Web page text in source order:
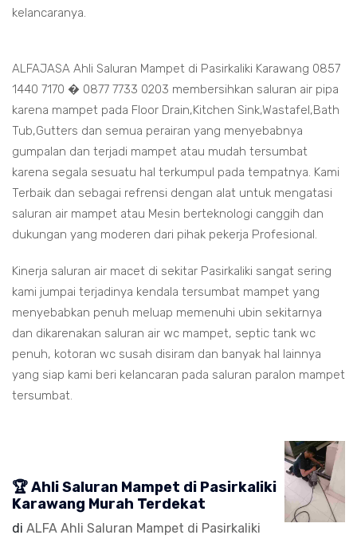
kelancaranya.
ALFAJASA Ahli Saluran Mampet di Pasirkaliki Karawang 0857
1440 7170 � 0877 7733 0203 membersihkan saluran air pipa
karena mampet pada Floor Drain,Kitchen Sink,Wastafel,Bath
Tub,Gutters dan semua perairan yang menyebabnya
gumpalan dan terjadi mampet atau mudah tersumbat
karena segala sesuatu hal terkumpul pada tempatnya. Kami
Terbaik dan sebagai refrensi dengan alat untuk mengatasi
saluran air mampet atau Mesin berteknologi canggih dan
dukungan yang moderen dari pihak pekerja Profesional.
Kinerja saluran air macet di sekitar Pasirkaliki sangat sering
kami jumpai terjadinya kendala tersumbat mampet yang
menyebabkan penuh meluap memenuhi ubin sekitarnya
dan dikarenakan saluran air wc mampet, septic tank wc
penuh, kotoran wc susah disiram dan banyak hal lainnya
yang siap kami beri kelancaran pada saluran paralon mampet
tersumbat.
🏆 Ahli Saluran Mampet di Pasirkaliki
Karawang Murah Terdekat
di ALFA Ahli Saluran Mampet di Pasirkaliki